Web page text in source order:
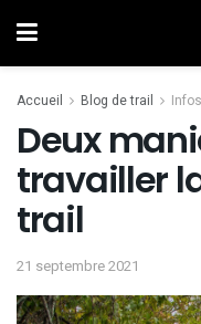
Accueil Blog de trail
Deux
travailler
trail
21 septembre 2021